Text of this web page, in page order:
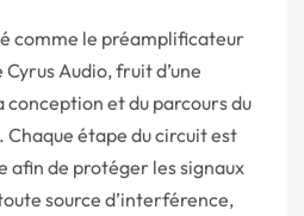
comme le préamplificateur
Audio, fruit d’une
et du parcours du
étape du circuit est
afin de protéger les signaux
source d’interférence,